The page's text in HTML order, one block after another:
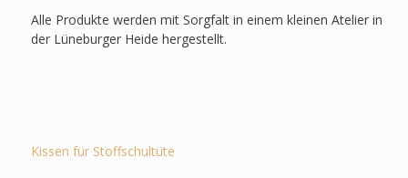
Alle Produkte werden mit Sorgfalt in einem kleinen Atelier in
der Lüneburger Heide hergestellt.
Kissen für Stoffschultüte